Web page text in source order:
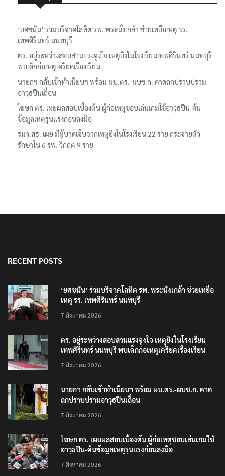
‘ยศชนัน’ ร่วมบริจาคโลหิต รพ. พระนั่งเกล้า ช่วยเหยื่อเหตุ รร.
เทพศิรินทร์ นนทบุรี
ตร. อยู่ระหว่างสอบสวนแรงจูงใจ เหตุยิงในโรงเรียนเทพศิรินทร์ นนทบุรี
พบเด็กก่อเหตุเครียดเรื่องเรียน
นายกฯ กลับเข้าทำเนียบฯ พร้อม ผบ.ตร.-ผบช.ก. คาดถกปราบปราม
อาวุธปืนเถื่อน
โฆษก ตร. เผยผลสอบเบื้องต้น ผู้ก่อเหตุชอบเล่นเกมใช้อาวุธปืน-ค้น
ข้อมูลเหตุรุนแรงก่อนลงมือ
รมว.สธ. เผย มีผู้บาดเจ็บจากเหตุยิงในโรงเรียน 22 ราย กระจายตัว
รักษาใน 6 รพ. วิกฤต 9 ราย
RECENT POSTS
‘ยศชนัน’ ร่วมบริจาคโลหิต รพ. พระนั่งเกล้า ช่วยเหยื่อ
เหตุ รร. เทพศิรินทร์ นนทบุรี
7 สิงหาคม 2026
ตร. อยู่ระหว่างสอบสวนแรงจูงใจ เหตุยิงในโรงเรียน
เทพศิรินทร์ นนทบุรี พบเด็กก่อเหตุเครียดเรื่องเรียน
7 สิงหาคม 2026
นายกฯ กลับเข้าทำเนียบฯ พร้อม ผบ.ตร.-ผบช.ก. คาด
ถกปราบปรามอาวุธปืนเถื่อน
7 สิงหาคม 2026
โฆษก ตร. เผยผลสอบเบื้องต้น ผู้ก่อเหตุชอบเล่นเกมใช้
อาวุธปืน-ค้นข้อมูลเหตุรุนแรงก่อนลงมือ
7 สิงหาคม 2026